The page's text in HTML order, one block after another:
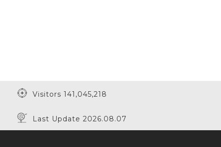
Visitors 141,045,218
Last Update 2026.08.07